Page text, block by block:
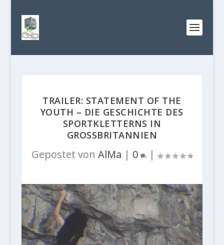
TRAILER: STATEMENT OF THE
YOUTH – DIE GESCHICHTE DES
SPORTKLETTERNS IN
GROSSBRITANNIEN
Gepostet von AlMa | 0 |